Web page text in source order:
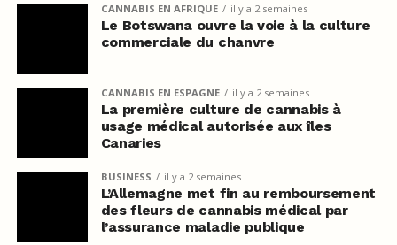
CANNABIS EN AFRIQUE il y a 2 semaines
Le Botswana ouvre la voie à la culture
commerciale du chanvre
CANNABIS EN ESPAGNE il y a 2 semaines
La première culture de cannabis à
usage médical autorisée aux îles
Canaries
BUSINESS il y a 2 semaines
L’Allemagne met fin au remboursement
des fleurs de cannabis médical par
l’assurance maladie publique